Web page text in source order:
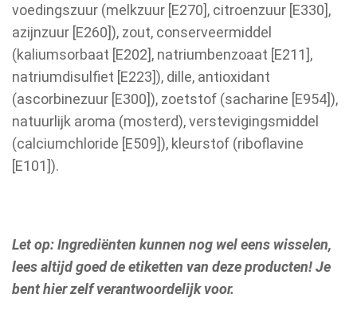
voedingszuur (melkzuur [E270], citroenzuur [E330],
azijnzuur [E260]), zout, conserveermiddel
(kaliumsorbaat [E202], natriumbenzoaat [E211],
natriumdisulfiet [E223]), dille, antioxidant
(ascorbinezuur [E300]), zoetstof (sacharine [E954]),
natuurlijk aroma (mosterd), verstevigingsmiddel
(calciumchloride [E509]), kleurstof (riboflavine
[E101]).
Let op: Ingrediënten kunnen nog wel eens wisselen,
lees altijd goed de etiketten van deze producten! Je
bent hier zelf verantwoordelijk voor.